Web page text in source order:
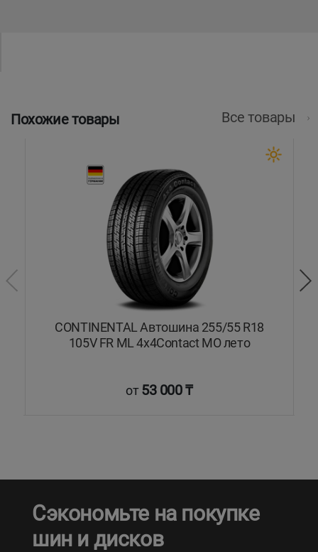
Похожие товары Все товары
CONTINENTAL Автошина 255/55 R18
105V FR ML 4x4Contact MO лето
от53 000 ₸
Сэкономьте на покупке
шин и дисков